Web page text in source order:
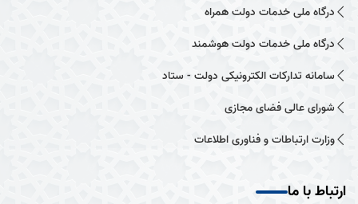
درگاه ملی خدمات دولت همراه
درگاه ملی خدمات دولت هوشمند
سامانه تدارکات الکترونیکی دولت - ستاد
شورای عالی فضای مجازی
وزارت ارتباطات و فناوری اطلاعات
ارتباط با ما